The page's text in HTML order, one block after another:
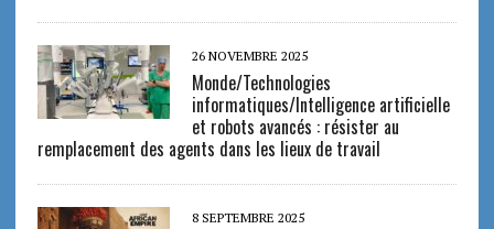
26 NOVEMBRE 2025
Monde/Technologies
informatiques/Intelligence artificielle
et robots avancés : résister au
remplacement des agents dans les lieux de travail
8 SEPTEMBRE 2025